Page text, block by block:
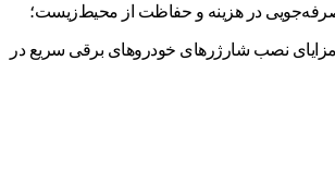
صرفه‌جویی در هزینه و حفاظت از محیط‌زیست؛
نصب شارژرهای خودروهای برقی سریع در